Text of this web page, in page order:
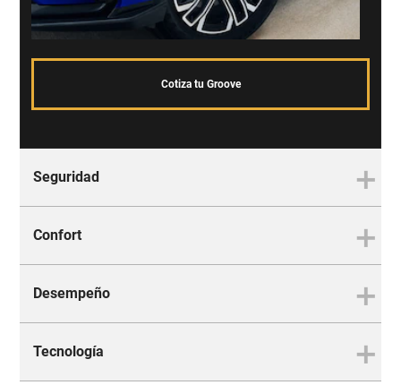
Cotiza tu Groove
Seguridad
La mejor protección para ti y
Confort
Es tan cómodo que no te
Desempeño
El equilibrio perfecto entre
Tecnología